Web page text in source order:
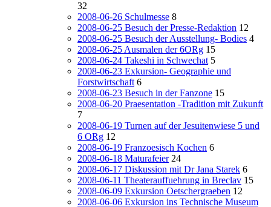
32
2008-06-26 Schulmesse 8
2008-06-25 Besuch der Presse-Redaktion 12
2008-06-25 Besuch der Ausstellung- Bodies 4
2008-06-25 Ausmalen der 6ORg 15
2008-06-24 Takeshi in Schwechat 5
2008-06-23 Exkursion- Geographie und
Forstwirtschaft 6
2008-06-23 Besuch in der Fanzone 15
2008-06-20 Praesentation -Tradition mit Zukunft
7
2008-06-19 Turnen auf der Jesuitenwiese 5 und
6 ORg 12
2008-06-19 Franzoesisch Kochen 6
2008-06-18 Maturafeier 24
2008-06-17 Diskussion mit Dr Jana Starek 6
2008-06-11 Theaterauffuehrung in Breclav 15
2008-06-09 Exkursion Oetschergraeben 12
2008-06-06 Exkursion ins Technische Museum